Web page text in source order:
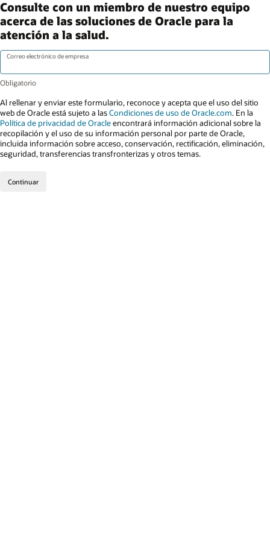
Consulte con un miembro de nuestro equipo
acerca de las soluciones de Oracle para la
atención a la salud.
Correo electrónico de empresa
Al rellenar y enviar este formulario, reconoce y acepta que el uso del sitio
web de Oracle está sujeto a lasCondiciones de uso de Oracle.com. En la
Política de privacidad de Oracleencontrará información adicional sobre la
recopilación y el uso de su información personal por parte de Oracle,
incluida información sobre acceso, conservación, rectificación, eliminación,
seguridad, transferencias transfronterizas y otros temas.
Continuar